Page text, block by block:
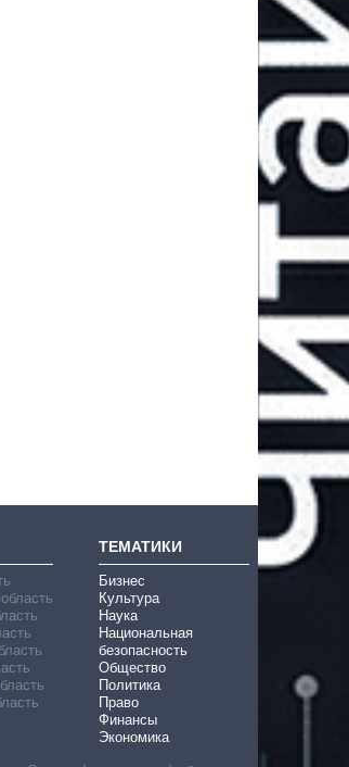
ТЕМАТИКИ
Бизнес
Культура
Наука
Национальная
безопасность
Общество
Политика
Право
Финансы
Экономика